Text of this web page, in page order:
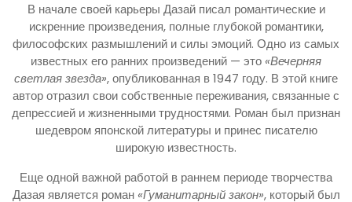
В начале своей карьеры Дазай писал романтические и
искренние произведения, полные глубокой романтики,
философских размышлений и силы эмоций. Одно из самых
известных его ранних произведений — это«Вечерняя
светлая звезда», опубликованная в 1947 году. В этой книге
автор отразил свои собственные переживания, связанные с
депрессией и жизненными трудностями. Роман был признан
шедевром японской литературы и принес писателю
широкую известность.
Еще одной важной работой в раннем периоде творчества
Дазая является роман«Гуманитарный закон», который был